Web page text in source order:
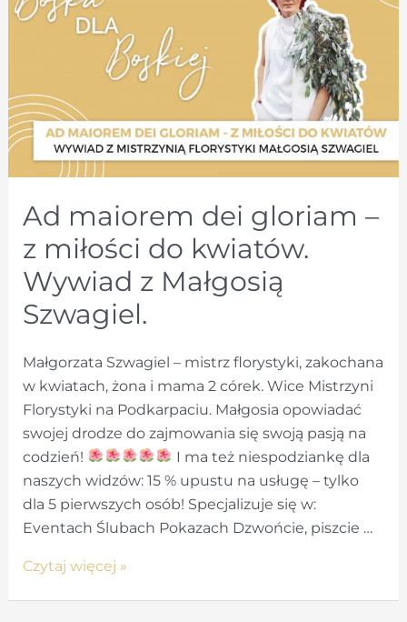
odporności
psychicznej.
Barbarą Dolatą.
Ad maiorem dei gloriam –
z miłości do kwiatów.
Wywiad z Małgosią
Szwagiel.
Małgorzata Szwagiel – mistrz florystyki, zakochana
w kwiatach, żona i mama 2 córek. Wice Mistrzyni
Florystyki na Podkarpaciu. Małgosia opowiadać
swojej drodze do zajmowania się swoją pasją na
codzień!
I ma też niespodziankę dla
naszych widzów: 15 % upustu na usługę – tylko
dla 5 pierwszych osób! Specjalizuje się w:
Eventach Ślubach Pokazach Dzwońcie, piszcie …
Ad
Czytaj więcej »